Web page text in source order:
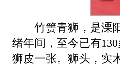
竹箦青狮，是溧阳
绪年间，至今已有
狮皮一张。狮头，实